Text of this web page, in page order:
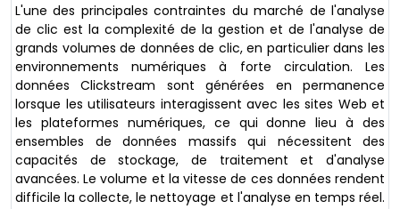
L'une des principales contraintes du marché de l'analyse
de clic est la complexité de la gestion et de l'analyse de
grands volumes de données de clic, en particulier dans les
environnements numériques à forte circulation. Les
données Clickstream sont générées en permanence
lorsque les utilisateurs interagissent avec les sites Web et
les plateformes numériques, ce qui donne lieu à des
ensembles de données massifs qui nécessitent des
capacités de stockage, de traitement et d'analyse
avancées. Le volume et la vitesse de ces données rendent
difficile la collecte, le nettoyage et l'analyse en temps réel.